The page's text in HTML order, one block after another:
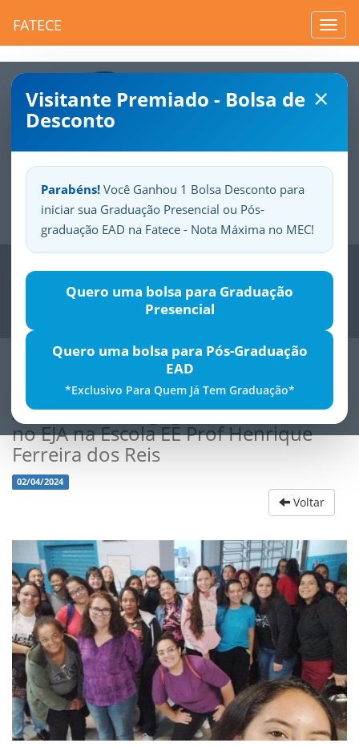
FATECE
×
Visitante Premiado - Bolsa de
Desconto
Parabéns! Você Ganhou 1 Bolsa Desconto para
iniciar sua Graduação Presencial ou Pós-
graduação EAD na Fatece - Nota Máxima no MEC!
Quero uma bolsa para Graduação
Presencial
Quero uma bolsa para Pós-Graduação
EAD
*Exclusivo Para Quem Já Tem Graduação*
SuaFatece.Seuorgulho.
Previous
Alunas de Pedagogia realizam visita
no EJA na Escola EE Prof Henrique
Ferreira dos Reis
02/04/2024
Voltar